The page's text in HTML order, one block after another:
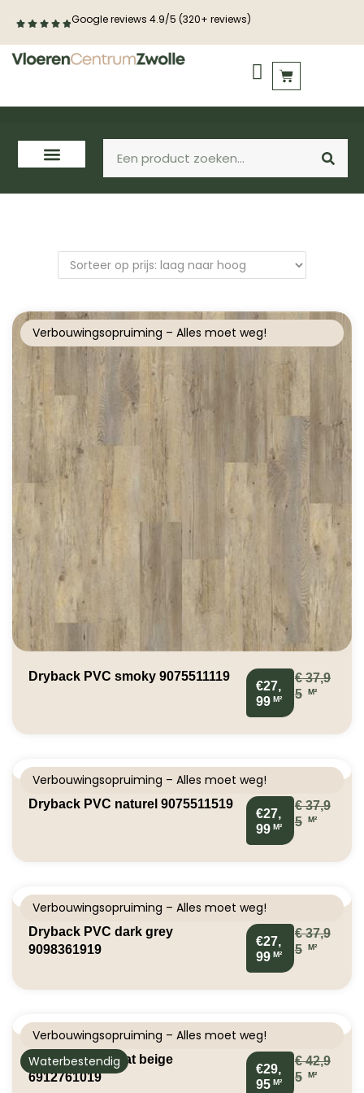
Google reviews 4.9/5 (320+ reviews)
Verbouwingsopruiming – Alles moet weg!
Dryback PVC smoky 9075511119
€27,
99 M²
€37,9
5
M²
Verbouwingsopruiming – Alles moet weg!
Dryback PVC naturel 9075511519
€27,
99 M²
€37,9
5
M²
Verbouwingsopruiming – Alles moet weg!
Dryback PVC dark grey
9098361919
€27,
99 M²
€37,9
5
M²
Verbouwingsopruiming – Alles moet weg!
Waterbestendig
Klik PVC visgraat beige
6912761019
€29,
95 M²
€42,9
5
M²